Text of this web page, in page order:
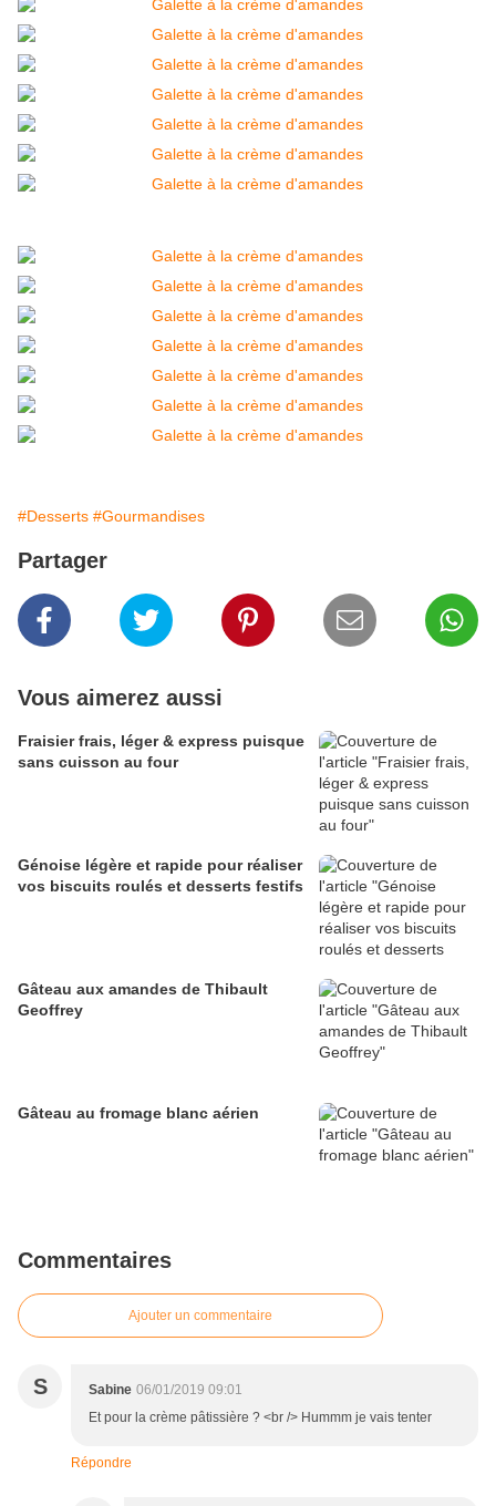
#Desserts #Gourmandises
Partager
Vous aimerez aussi
Fraisier frais, léger & express puisque
sans cuisson au four
Génoise légère et rapide pour réaliser
vos biscuits roulés et desserts festifs
Gâteau aux amandes de Thibault
Geoffrey
Gâteau au fromage blanc aérien
Commentaires
Ajouter un commentaire
S Sabine 06/01/2019 09:01
Et pour la crème pâtissière ? <br /> Hummm je vais tenter
Répondre